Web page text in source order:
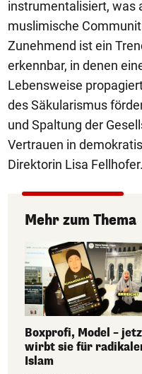
instrumentalisiert, was
muslimische
Zunehmend ist ein
erkennbar, in denen
Lebensweise
des Säkularismus
und Spaltung der
Vertrauen in
Direktorin Lisa Fellhofer.
Mehr zum Thema
Boxprofi, Model –
wirbt sie für
Islam